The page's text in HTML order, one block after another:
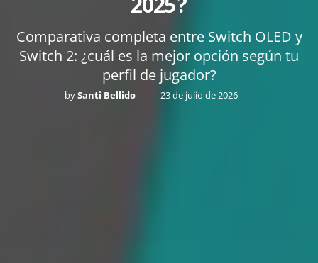
2025?
Comparativa completa entre Switch OLED y
Switch 2: ¿cuál es la mejor opción según tu
perfil de jugador?
bySanti Bellido 23 de julio de 2026